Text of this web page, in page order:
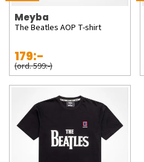
Meyba
The Beatles AOP T-shirt
179:-
(ord. 599:-)